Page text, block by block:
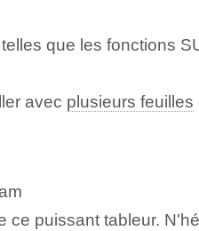
que les fonctions
avec plusieurs feuilles
ce puissant tableur.